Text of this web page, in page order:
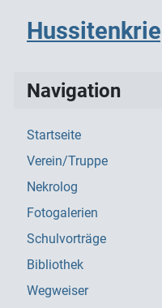
Navigation
Startseite
Verein/Truppe
Nekrolog
Fotogalerien
Schulvorträge
Bibliothek
Wegweiser